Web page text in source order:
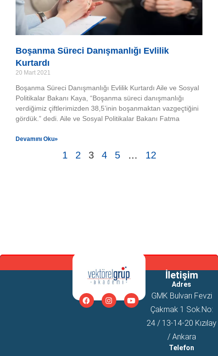
Boşanma Süreci Danışmanlığı Evlilik
Kurtardı
20 Mart 2021
Boşanma Süreci Danışmanlığı Evlilik Kurtardı Aile ve Sosyal
Politikalar Bakanı Kaya, “Boşanma süreci danışmanlığı
verdiğimiz çiftlerimizden 38,5’inin boşanmaktan vazgeçtiğini
gördük.” dedi. Aile ve Sosyal Politikalar Bakanı Fatma
Devamını Oku»
1 2 3 4 5 … 12
İletişim
Adres
GMK Bulvarı Fevzi
Çakmak 1 Sok.No:
24 / 13-14-20 Kızılay
/ Ankara
Telefon